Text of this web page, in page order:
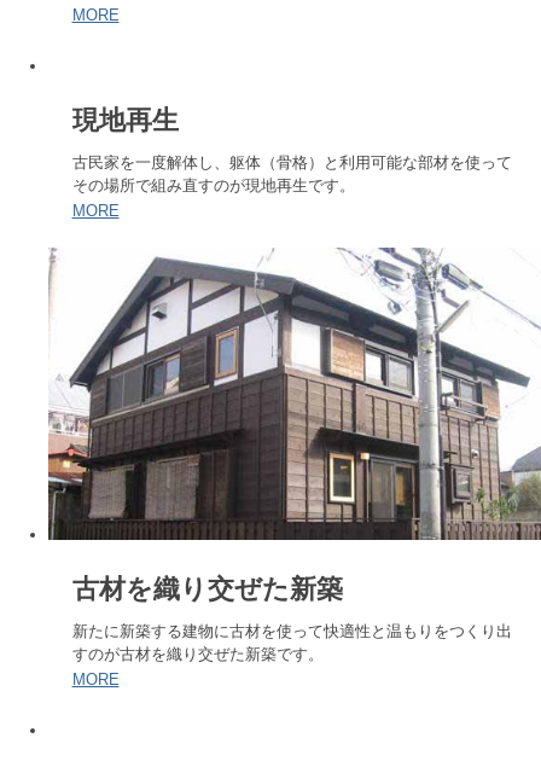
MORE
現地再生
古民家を一度解体し、躯体（骨格）と利用可能な部材を使って
その場所で組み直すのが現地再生です。
MORE
古材を織り交ぜた新築
新たに新築する建物に古材を使って快適性と温もりをつくり出
すのが古材を織り交ぜた新築です。
MORE